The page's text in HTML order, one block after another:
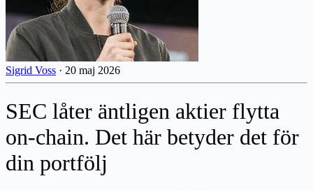
Sigrid Voss · 20 maj 2026
SEC låter äntligen aktier flytta
on-chain. Det här betyder det för
din portfölj